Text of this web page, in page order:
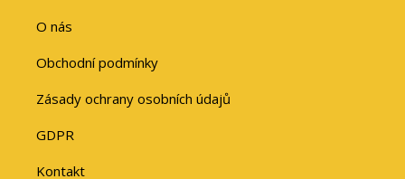
O nás
Obchodní podmínky
Zásady ochrany osobních údajů
GDPR
Kontakt